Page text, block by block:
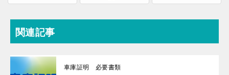
関連記事
車庫証明 必要書類